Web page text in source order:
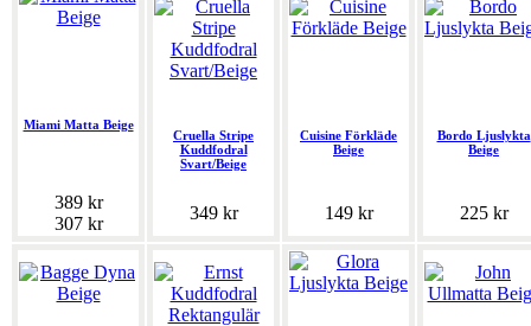
Miami Matta Beige
389 kr
307 kr
Cruella Stripe
Kuddfodral
Svart/Beige
349 kr
Cuisine Förkläde
Beige
149 kr
Bordo Ljuslykta
Beige
225 kr